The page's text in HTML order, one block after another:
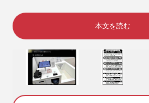
本文を読む